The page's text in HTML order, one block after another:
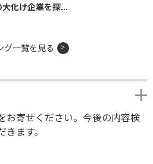
化け企業を探...
グ一覧を見る
お寄せください。今後の内容検
ます。